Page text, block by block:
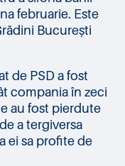
februarie. Este
București
de PSD a fost
compania în zeci
au fost pierdute
a tergiversa
ei sa profite de